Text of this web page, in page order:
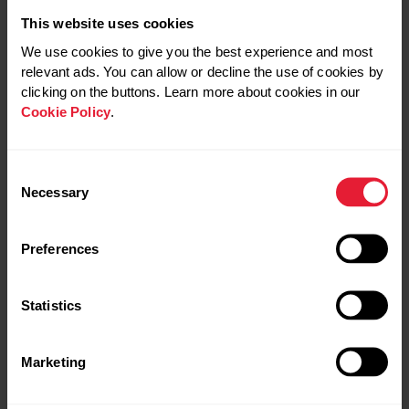
This website uses cookies
We use cookies to give you the best experience and most
relevant ads. You can allow or decline the use of cookies by
clicking on the buttons. Learn more about cookies in our
Cookie Policy.
Selection
Necessary
Preferences
Statistics
Marketing
Sesiones/Actividades dirigidas.
Ciclo Indoor –
Yoga – Entrenamiento Funcional – o Crossfit
os asustéis, es apto para cualquier nivel, los
Una excursión por
la montaña – una ruta en bici por alguna vía verde
Deportes por parejas.